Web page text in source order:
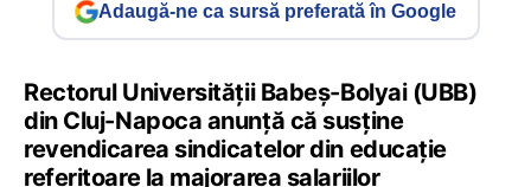
Adaugă-ne ca sursă preferată în Google
Rectorul Universității Babeș-Bolyai (UBB)
din Cluj-Napoca anunță că susține
revendicarea sindicatelor din educație
referitoare la majorarea salariilor